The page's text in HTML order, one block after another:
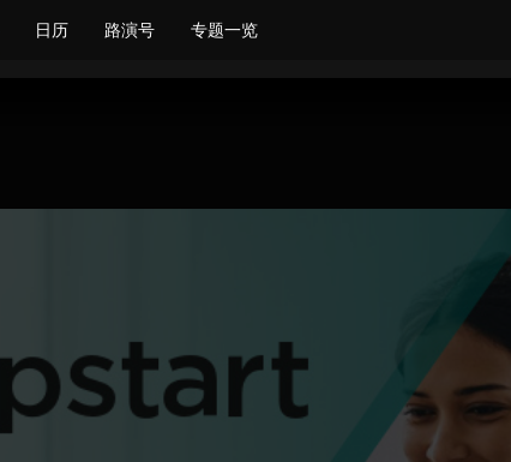
日历 路演号 专题一览